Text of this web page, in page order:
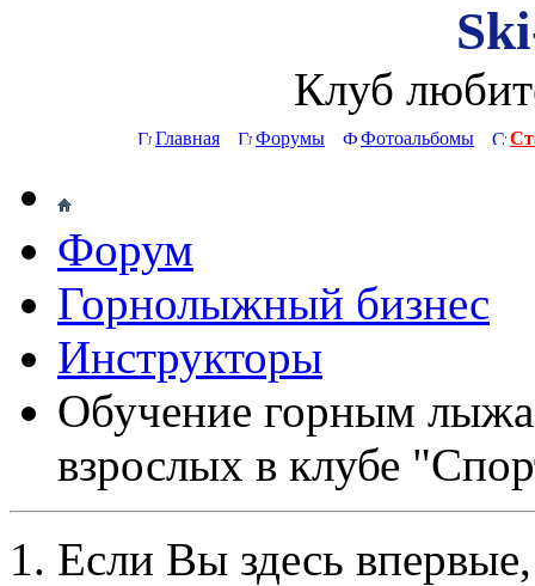
Клуб
Главная Форумы Фотоальбомы
Форум
Горнолыжный бизнес
Инструкторы
Обучение горным
взрослых в клубе
Если Вы здесь